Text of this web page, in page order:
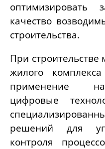
оптимизировать
качество
строительства.
При
жилого
применение
цифровые
решений для
контроля